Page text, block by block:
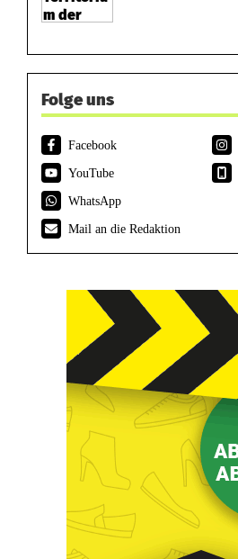
Folge uns
Facebook
YouTube
WhatsApp
Mail an die Redaktion